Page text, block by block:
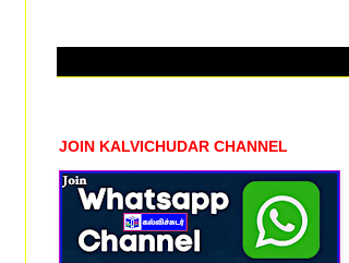
JOIN KALVICHUDAR CHANNEL